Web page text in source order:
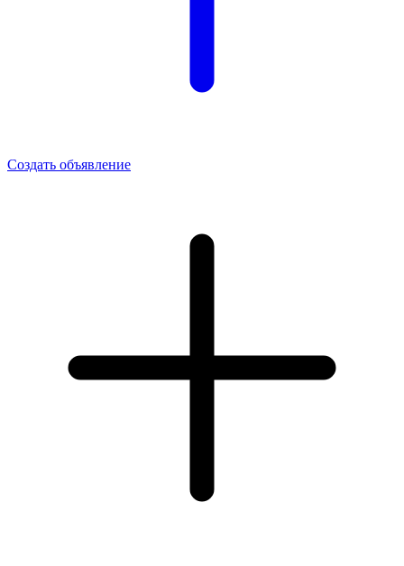
Создать объявление